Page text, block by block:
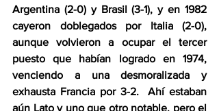
Argentina (2-0) y Brasil (3-1), y en 1982
cayeron doblegados por Italia (2-0),
aunque volvieron a ocupar el tercer
puesto que habían logrado en 1974,
venciendo a una desmoralizada y
exhausta Francia por 3-2.  Ahí estaban
aún Lato y uno que otro notable, pero el